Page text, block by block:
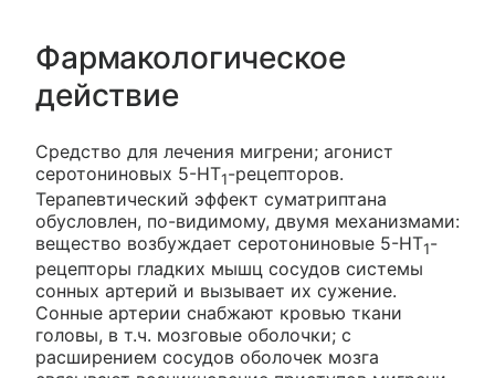
Фармакологическое
действие
Средство для лечения мигрени; агонист
серотониновых 5-HT1-рецепторов.
Терапевтический эффект суматриптана
обусловлен, по-видимому, двумя механизмами:
вещество возбуждает серотониновые 5-HT1-
рецепторы гладких мышц сосудов системы
сонных артерий и вызывает их сужение.
Сонные артерии снабжают кровью ткани
головы, в т.ч. мозговые оболочки; с
расширением сосудов оболочек мозга